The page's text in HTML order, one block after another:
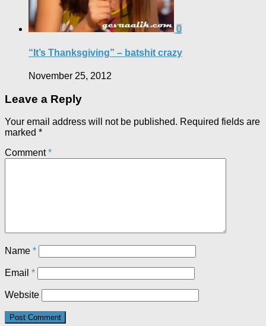
0
“It’s Thanksgiving” – batshit crazy
November 25, 2012
Leave a Reply
Your email address will not be published. Required fields are
marked *
Comment*
Name *
Email *
Website